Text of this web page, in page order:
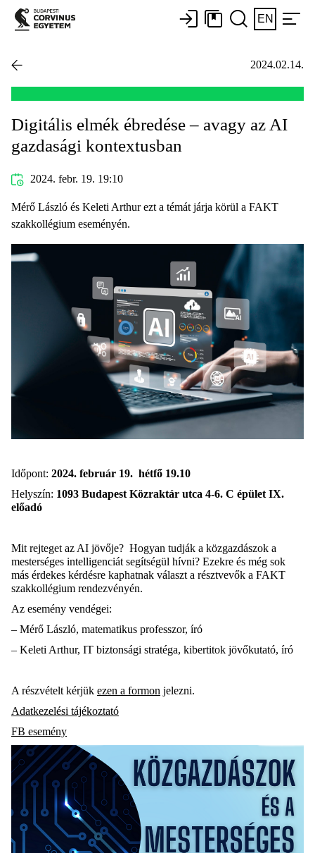
EN
2024.02.14.
Digitális elmék ébredése – avagy az AI
gazdasági kontextusban
2024. febr. 19. 19:10
Mérő László és Keleti Arthur ezt a témát járja körül a FAKT
szakkollégium eseményén.
Időpont: 2024. február 19. hétfő 19.10
Helyszín: 1093 Budapest Közraktár utca 4-6. C épület IX.
előadó
Mit rejteget az AI jövője? Hogyan tudják a közgazdászok a
mesterséges intelligenciát segítségül hívni? Ezekre és még sok
más érdekes kérdésre kaphatnak választ a résztvevők a FAKT
szakkollégium rendezvényén.
Az esemény vendégei:
– Mérő László, matematikus professzor, író
– Keleti Arthur, IT biztonsági stratéga, kibertitok jövőkutató, író
A részvételt kérjük ezen a formon jelezni.
Adatkezelési tájékoztató
FB esemény